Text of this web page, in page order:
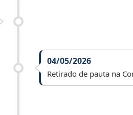
04/05/2026
Retirado de pauta na